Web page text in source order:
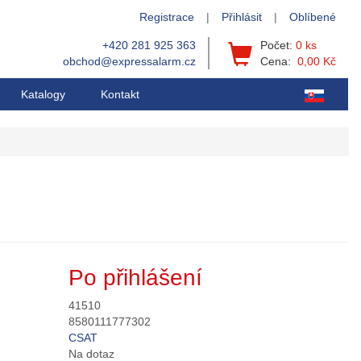
Registrace | Přihlásit | Oblíbené
+420 281 925 363
obchod@expressalarm.cz
Počet: 0 ks
Cena: 0,00 Kč
Katalogy Kontakt
Po přihlášení
41510
8580111777302
CSAT
Na dotaz